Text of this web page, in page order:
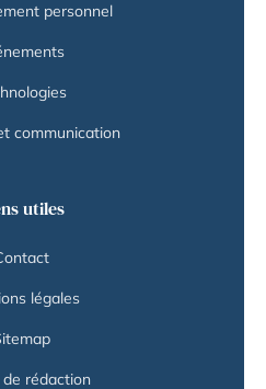
personnel
communication
utiles
légales
de rédaction